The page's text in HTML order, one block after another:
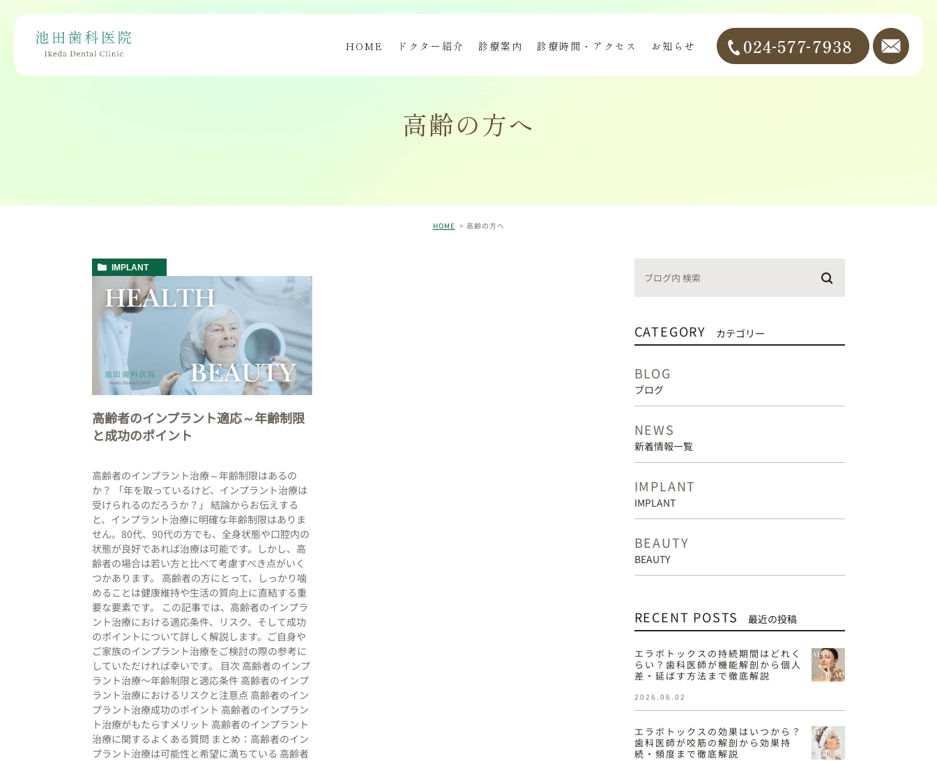
HOME ドクター紹介 診療案内 診療時間・アクセス お知らせ
高齢の方へ
HOME 高齢の方へ
IMPLANT
高齢者のインプラント適応～年齢制限
と成功のポイント
高齢者のインプラント治療～年齢制限はあるの
か？ 「年を取っているけど、インプラント治療は
受けられるのだろうか？」 結論からお伝えする
と、インプラント治療に明確な年齢制限はありま
せん。80代、90代の方でも、全身状態や口腔内の
状態が良好であれば治療は可能です。しかし、高
齢者の場合は若い方と比べて考慮すべき点がいく
つかあります。 高齢者の方にとって、しっかり噛
めることは健康維持や生活の質向上に直結する重
要な要素です。 この記事では、高齢者のインプラ
ント治療における適応条件、リスク、そして成功
のポイントについて詳しく解説します。ご自身や
ご家族のインプラント治療をご検討の際の参考に
していただければ幸いです。 目次 高齢者のインプ
ラント治療〜年齢制限と適応条件 高齢者のインプ
ラント治療におけるリスクと注意点 高齢者のイン
プラント治療成功のポイント 高齢者のインプラン
ト治療がもたらすメリット 高齢者のインプラント
治療に関するよくある質問 まとめ：高齢者のイン
プラント治療は可能性と希望に満ちている 高齢者
CATEGORY カテゴリー
BLOG
ブログ
NEWS
新着情報一覧
IMPLANT
IMPLANT
BEAUTY
BEAUTY
RECENT POSTS 最近の投稿
エラボトックスの持続期間はどれく
らい？歯科医師が機能解剖から個人
差・延ばす方法まで徹底解説
2026.06.02
エラボトックスの効果はいつから？
歯科医師が咬筋の解剖から効果持
続・頻度まで徹底解説